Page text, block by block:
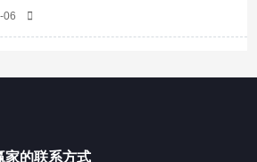
06
家的联系方式